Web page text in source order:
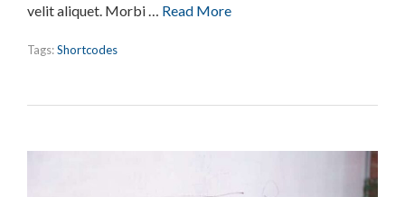
velit aliquet. Morbi … Read More
Tags:Shortcodes